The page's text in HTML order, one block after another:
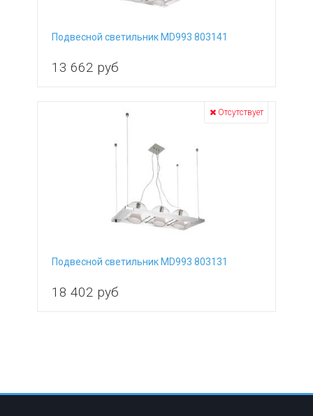
матовый
Тип поверхности
глянцевый
Возможность
Сбросить Показать
Подвесной светильник MD993 803141
13 662 руб
Подвесной светильник MD993 803131
18 402 руб
Отсутствует